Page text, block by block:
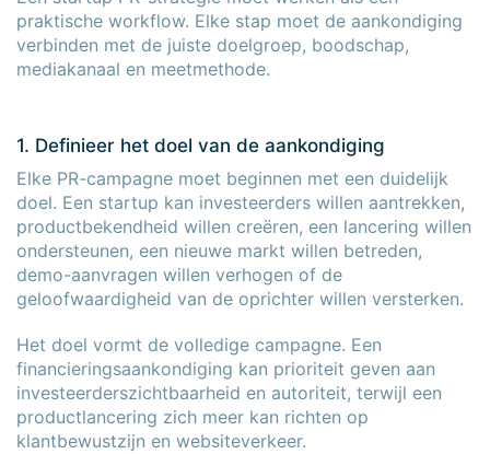
praktische workflow. Elke stap moet de aankondiging
verbinden met de juiste doelgroep, boodschap,
mediakanaal en meetmethode.
1. Definieer het doel van de aankondiging
Elke PR-campagne moet beginnen met een duidelijk
doel. Een startup kan investeerders willen aantrekken,
productbekendheid willen creëren, een lancering willen
ondersteunen, een nieuwe markt willen betreden,
demo-aanvragen willen verhogen of de
geloofwaardigheid van de oprichter willen versterken.
Het doel vormt de volledige campagne. Een
financieringsaankondiging kan prioriteit geven aan
investeerderszichtbaarheid en autoriteit, terwijl een
productlancering zich meer kan richten op
klantbewustzijn en websiteverkeer.